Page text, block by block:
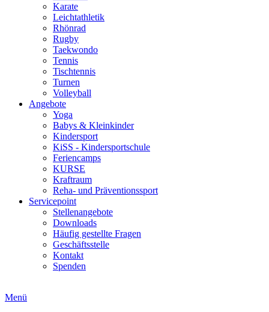
Karate
Leichtathletik
Rhönrad
Rugby
Taekwondo
Tennis
Tischtennis
Turnen
Volleyball
Angebote
Yoga
Babys & Kleinkinder
Kindersport
KiSS - Kindersportschule
Feriencamps
KURSE
Kraftraum
Reha- und Präventionssport
Servicepoint
Stellenangebote
Downloads
Häufig gestellte Fragen
Geschäftsstelle
Kontakt
Spenden
Menü